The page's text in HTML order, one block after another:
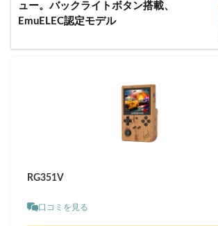
ュー。バックライトボタン搭載、
EmuELEC認定モデル
RG351V
口コミを見る